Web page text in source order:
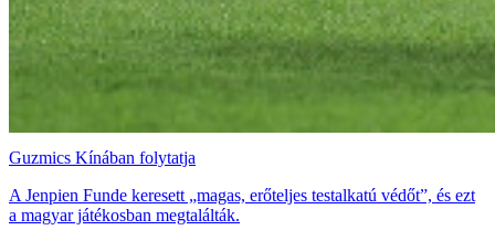
Guzmics Kínában folytatja
A Jenpien Funde keresett „magas, erőteljes testalkatú védőt”, és ezt
a magyar játékosban megtalálták.